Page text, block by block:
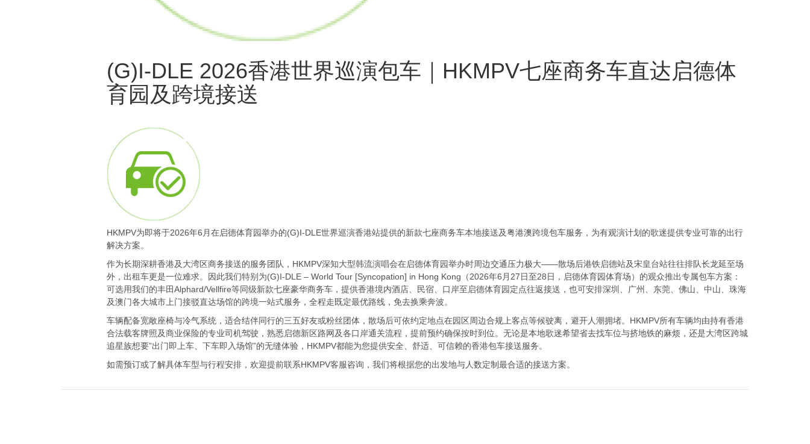
(G)I-DLE 2026香港世界巡演包车｜HKMPV七座商务车直达启德体
育园及跨境接送
HKMPV为即将于2026年6月在启德体育园举办的(G)I-DLE世界巡演香港站提供的新款七座商务车本地接送及粤港澳跨境包车服务，为有观演计划的歌迷提供专业可靠的出行
解决方案。
作为长期深耕香港及大湾区商务接送的服务团队，HKMPV深知大型韩流演唱会在启德体育园举办时周边交通压力极大——散场后港铁启德站及宋皇台站往往排队长龙延至场
外，出租车更是一位难求。因此我们特别为(G)I-DLE – World Tour [Syncopation] in Hong Kong（2026年6月27日至28日，启德体育园体育场）的观众推出专属包车方案：
可选用我们的丰田Alphard/Vellfire等同级新款七座豪华商务车，提供香港境内酒店、民宿、口岸至启德体育园定点往返接送，也可安排深圳、广州、东莞、佛山、中山、珠海
及澳门各大城市上门接驳直达场馆的跨境一站式服务，全程走既定最优路线，免去换乘奔波。
车辆配备宽敞座椅与冷气系统，适合结伴同行的三五好友或粉丝团体，散场后可依约定地点在园区周边合规上客点等候驶离，避开人潮拥堵。HKMPV所有车辆均由持有香港
合法载客牌照及商业保险的专业司机驾驶，熟悉启德新区路网及各口岸通关流程，提前预约确保按时到位。无论是本地歌迷希望省去找车位与挤地铁的麻烦，还是大湾区跨城
追星族想要”出门即上车、下车即入场馆”的无缝体验，HKMPV都能为您提供安全、舒适、可信赖的香港包车接送服务。
如需预订或了解具体车型与行程安排，欢迎提前联系HKMPV客服咨询，我们将根据您的出发地与人数定制最合适的接送方案。